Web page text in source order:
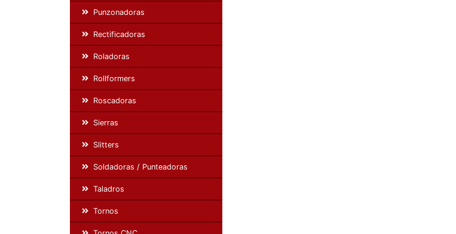
Punzonadoras
Rectificadoras
Roladoras
Rollformers
Roscadoras
Sierras
Slitters
Soldadoras / Punteadoras
Taladros
Tornos